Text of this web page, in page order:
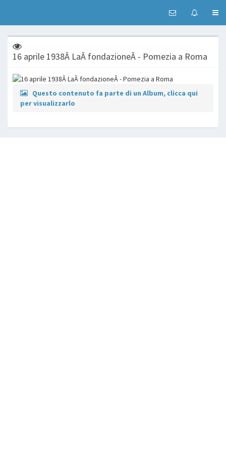
16 aprile 1938Â LaÂ fondazioneÂ - Pomezia a Roma
Questo contenuto fa parte di un Album, clicca qui
per visualizzarlo